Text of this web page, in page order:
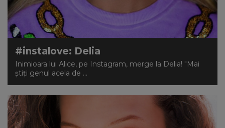
#instalove: Delia
Inimioara lui Alice, pe Instagram, merge la Delia! "Mai
ştiţi genul acela de ...